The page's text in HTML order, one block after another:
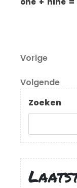
one + nine =
Vorig
Vorige
Volgend
bericht
Volgende
Zoeken